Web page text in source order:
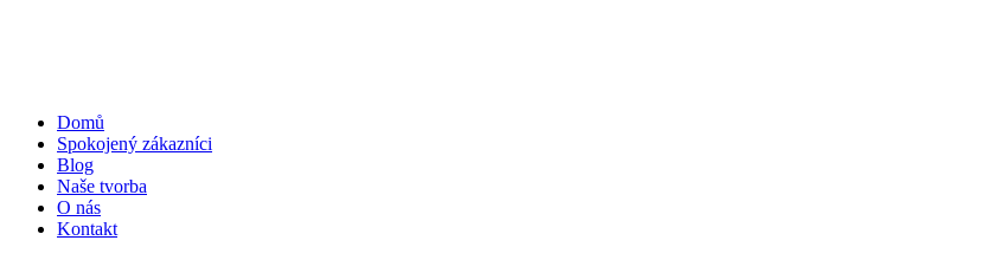
Domů
Spokojený zákazníci
Blog
Naše tvorba
O nás
Kontakt